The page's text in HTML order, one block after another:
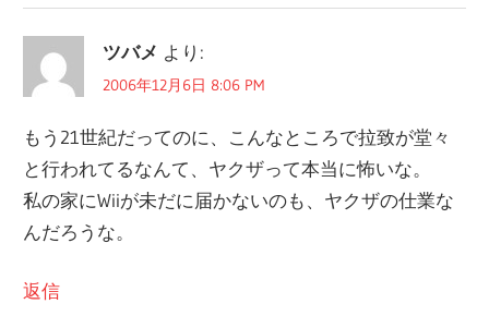
ツバメ より:
2006年12月6日 8:06 PM
もう21世紀だってのに、こんなところで拉致が堂々
と行われてるなんて、ヤクザって本当に怖いな。
私の家にWiiが未だに届かないのも、ヤクザの仕業な
んだろうな。
返信